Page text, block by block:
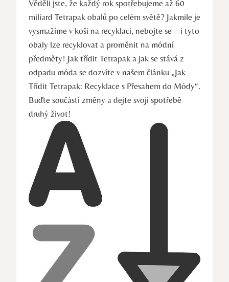
Věděli jste, že každý rok spotřebujeme až 60
miliard Tetrapak obalů po celém světě? Jakmile je
vysmažíme v koši na recyklaci, nebojte se – i tyto
obaly lze recyklovat a proměnit na módní
předměty! Jak třídit Tetrapak a jak se stává z
odpadu móda se dozvíte v našem článku „Jak
Třídit Tetrapak: Recyklace s Přesahem do Módy“.
Buďte součástí změny a dejte svojí spotřebě
druhý život!